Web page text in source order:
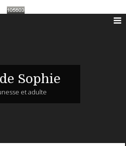
Sophie
et adulte